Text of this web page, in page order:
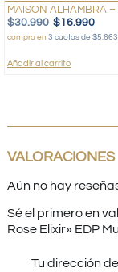
MAISON ALHAMBRA –
$30.990 $16.990
compra en 3 cuotas de
Añadir al carrito
VALORACIONES
Aún no hay
Sé el primero en
Rose Elixir» EDP
Tu dirección